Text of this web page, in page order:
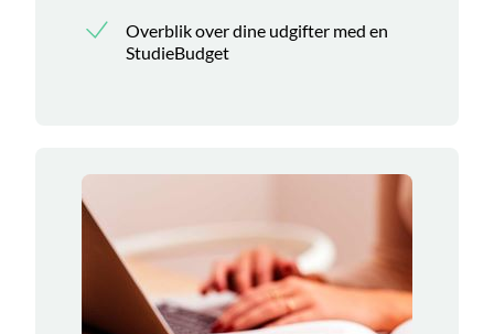
Overblik over dine udgifter med en
StudieBudget